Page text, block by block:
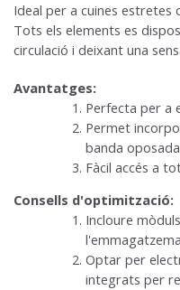
Ideal per a cuines estretes
Tots els elements es
circulació i deixant una
Avantatges:
Perfecta per a
Permet
banda
Fàcil accés a
Consells d'optimització:
Incloure
Optar per
integrats per